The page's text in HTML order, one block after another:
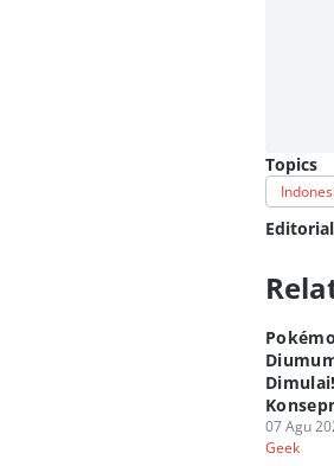
Topics
07 Agu
Geek